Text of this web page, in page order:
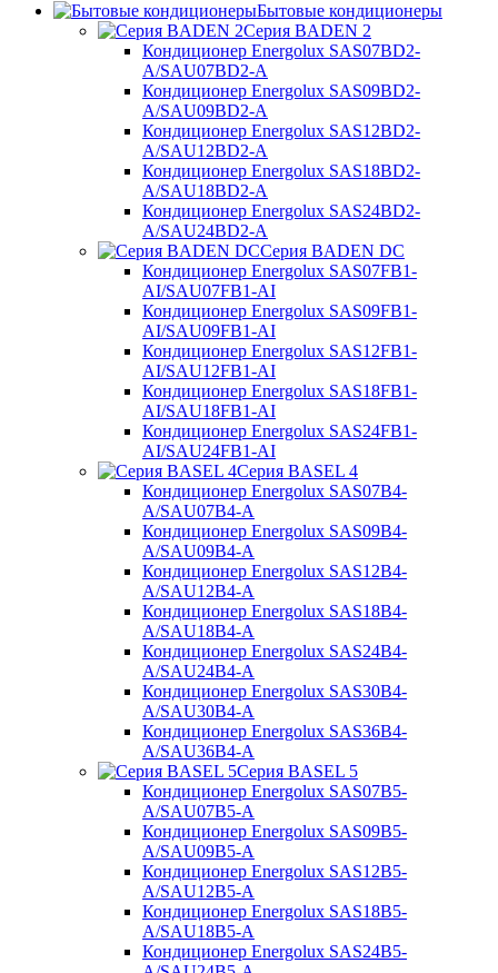
Бытовые кондиционеры
Серия BADEN 2
Кондиционер Energolux SAS07BD2-
A/SAU07BD2-A
Кондиционер Energolux SAS09BD2-
A/SAU09BD2-A
Кондиционер Energolux SAS12BD2-
A/SAU12BD2-A
Кондиционер Energolux SAS18BD2-
A/SAU18BD2-A
Кондиционер Energolux SAS24BD2-
A/SAU24BD2-A
Серия BADEN DC
Кондиционер Energolux SAS07FB1-
AI/SAU07FB1-AI
Кондиционер Energolux SAS09FB1-
AI/SAU09FB1-AI
Кондиционер Energolux SAS12FB1-
AI/SAU12FB1-AI
Кондиционер Energolux SAS18FB1-
AI/SAU18FB1-AI
Кондиционер Energolux SAS24FB1-
AI/SAU24FB1-AI
Серия BASEL 4
Кондиционер Energolux SAS07B4-
A/SAU07B4-A
Кондиционер Energolux SAS09B4-
A/SAU09B4-A
Кондиционер Energolux SAS12B4-
A/SAU12B4-A
Кондиционер Energolux SAS18B4-
A/SAU18B4-A
Кондиционер Energolux SAS24B4-
A/SAU24B4-A
Кондиционер Energolux SAS30B4-
A/SAU30B4-A
Кондиционер Energolux SAS36B4-
A/SAU36B4-A
Серия BASEL 5
Кондиционер Energolux SAS07B5-
A/SAU07B5-A
Кондиционер Energolux SAS09B5-
A/SAU09B5-A
Кондиционер Energolux SAS12B5-
A/SAU12B5-A
Кондиционер Energolux SAS18B5-
A/SAU18B5-A
Кондиционер Energolux SAS24B5-